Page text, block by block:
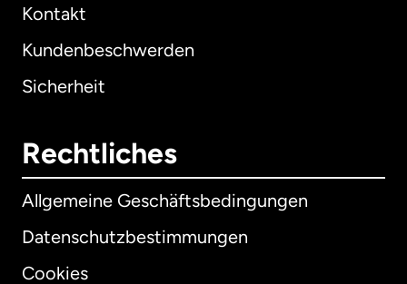
Kontakt
Kundenbeschwerden
Sicherheit
Rechtliches
Allgemeine Geschäftsbedingungen
Datenschutzbestimmungen
Cookies